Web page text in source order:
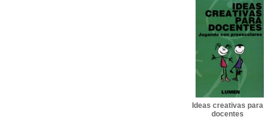
Ideas creativas para
docentes